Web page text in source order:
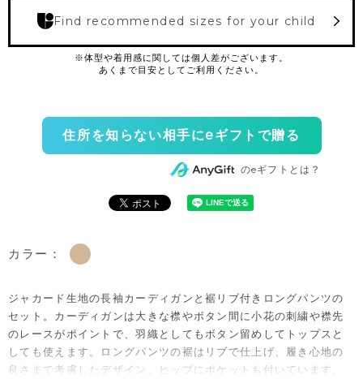
Find recommended sizes for your child
住所を知らない相手にeギフトで贈る
のeギフトとは？
カラー：
ジャカード生地の長袖カーディガンと裾リブ付きロングパンツの
セット。カーディガンは大きな襟やボタン間に小花の刺繍や襟先
のレースがポイントで、羽織としてもボタン留めしてトップスと
しても使えます。ロングパンツの裾はリブで仕上げ、履き心地の
良さまで考慮したデザイン。ヒップにポケットも付いています。